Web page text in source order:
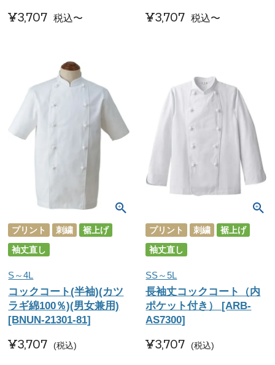
¥3,707 税込〜 ¥3,707 税込〜
プリント 刺繍
裾上げ
袖丈直し
S～4L
コックコート(半袖)(カツ
ラギ綿100％)(男女兼用)
[BNUN-21301-81]
¥3,707 税込
プリント 刺繍
裾上げ
袖丈直し
SS～5L
長袖丈コックコート（内
ポケット付き） [ARB-
AS7300]
¥3,707 税込